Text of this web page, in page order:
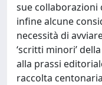
sue collaborazioni
infine alcune
necessità di
‘scritti minori’
alla prassi
raccolta